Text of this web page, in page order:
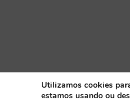
© 2024.
Utilizamos cookies
estamos usando ou